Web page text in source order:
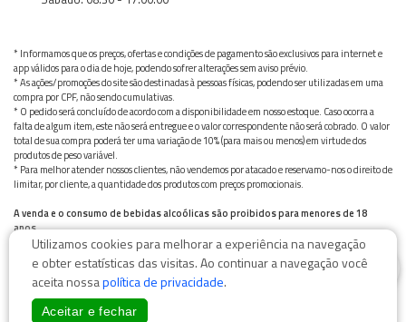
* Informamos que os preços, ofertas e condições de pagamento são exclusivos para internet e
app válidos para o dia de hoje, podendo sofrer alterações sem aviso prévio.
* As ações/promoções do site são destinadas à pessoas físicas, podendo ser utilizadas em uma
compra por CPF, não sendo cumulativas.
* O pedido será concluído de acordo com a disponibilidade em nosso estoque. Caso ocorra a
falta de algum item, este não será entregue e o valor correspondente não será cobrado. O valor
total de sua compra poderá ter uma variação de 10% (para mais ou menos) em virtude dos
produtos de peso variável.
* Para melhor atender nossos clientes, não vendemos por atacado e reservamo-nos o direito de
limitar, por cliente, a quantidade dos produtos com preços promocionais.
A venda e o consumo de bebidas alcoólicas são proibidos para menores de 18
anos.
Bebida alcoólica pode causar dependência química e, em excesso, provoca graves males à saúde.
Beba com moderação
Utilizamos cookies para melhorar a experiência na navegação
e obter estatísticas das visitas. Ao continuar a navegação você
aceita nossapolítica de privacidade.
Aceitar e fechar